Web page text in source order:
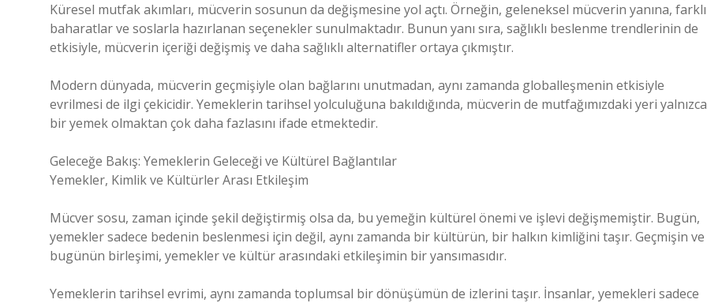
Küresel mutfak akımları, mücverin sosunun da değişmesine yol açtı. Örneğin, geleneksel mücverin yanına, farklı
baharatlar ve soslarla hazırlanan seçenekler sunulmaktadır. Bunun yanı sıra, sağlıklı beslenme trendlerinin de
etkisiyle, mücverin içeriği değişmiş ve daha sağlıklı alternatifler ortaya çıkmıştır.
Modern dünyada, mücverin geçmişiyle olan bağlarını unutmadan, aynı zamanda globalleşmenin etkisiyle
evrilmesi de ilgi çekicidir. Yemeklerin tarihsel yolculuğuna bakıldığında, mücverin de mutfağımızdaki yeri yalnızca
bir yemek olmaktan çok daha fazlasını ifade etmektedir.
Geleceğe Bakış: Yemeklerin Geleceği ve Kültürel Bağlantılar
Yemekler, Kimlik ve Kültürler Arası Etkileşim
Mücver sosu, zaman içinde şekil değiştirmiş olsa da, bu yemeğin kültürel önemi ve işlevi değişmemiştir. Bugün,
yemekler sadece bedenin beslenmesi için değil, aynı zamanda bir kültürün, bir halkın kimliğini taşır. Geçmişin ve
bugünün birleşimi, yemekler ve kültür arasındaki etkileşimin bir yansımasıdır.
Yemeklerin tarihsel evrimi, aynı zamanda toplumsal bir dönüşümün de izlerini taşır. İnsanlar, yemekleri sadece